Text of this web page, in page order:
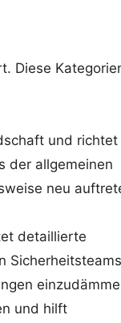
Diese
und richtet
der allgemeinen
neu
detaillierte
Sicherheitsteams
und hilft